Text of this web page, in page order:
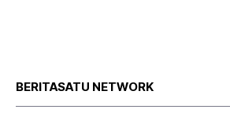
BERITASATU NETWORK